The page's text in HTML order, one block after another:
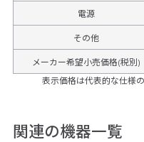
電源
その他
メーカー希望小売価格(税別)
表示価格は代表的な仕様
関連の機器一覧